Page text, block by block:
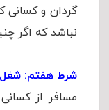
گردان و
نباشد که اگر
شرط هفتم: شغل
مسافر از